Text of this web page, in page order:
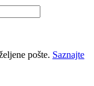
pošte. Saznajte